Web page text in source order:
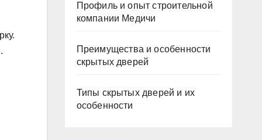
Профиль и опыт строительной
компании Медичи
Преимущества и особенности
скрытых дверей
Типы скрытых дверей и их
особенности